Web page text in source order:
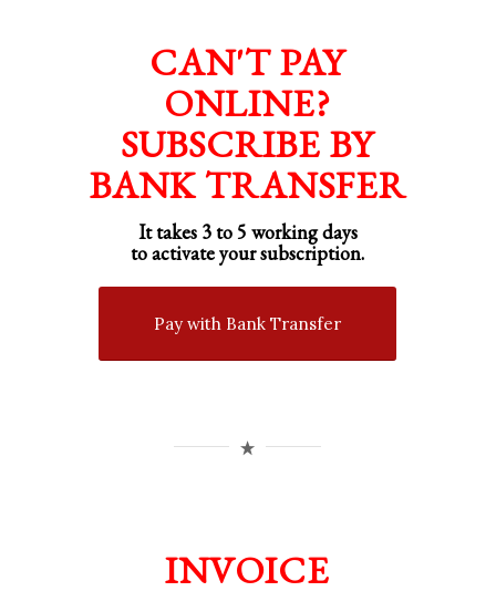
CAN'T PAY
ONLINE?
SUBSCRIBE BY
BANK TRANSFER
It takes 3 to 5 working days
to activate your subscription.
Pay with Bank Transfer
INVOICE